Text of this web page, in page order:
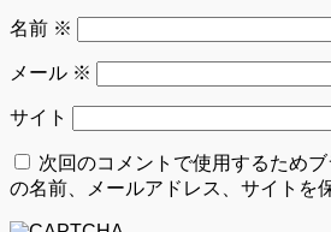
名前 ※
メール ※
サイト
次回のコメントで使用するため
の名前、メールアドレス、サイトを